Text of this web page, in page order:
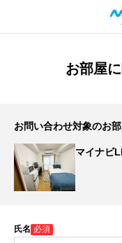
お部屋
お問い合わせ対象のお
マイナビ
氏名 必須